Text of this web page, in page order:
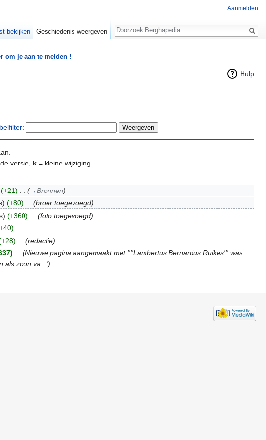
om je aan te melden !
Hulp
:
versie, k = kleine wijziging
(+21) (→Bronnen)
(+80) . . (broer toegevoegd)
(+360)
(foto toegevoegd)
(redactie)
(Nieuwe pagina aangemaakt met ''''Lambertus Bernardus Ruikes''' was
als zoon va...')
Aanmelden
bekijken Geschiedenis weergeven
Zoeken